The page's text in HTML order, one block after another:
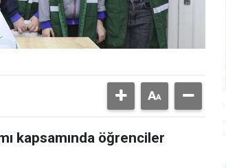
kapsamında öğrenciler